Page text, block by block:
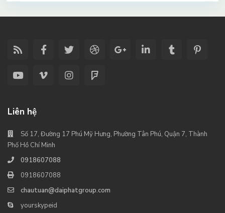
Liên hệ
Số 17, Đường 17 Phú Mỹ Hưng, Phường Tân Phú, Quận 7, Thành
Phố Hồ Chí Minh
0918607088
0918607088
chautuan@daiphatgroup.com
yourskypeid